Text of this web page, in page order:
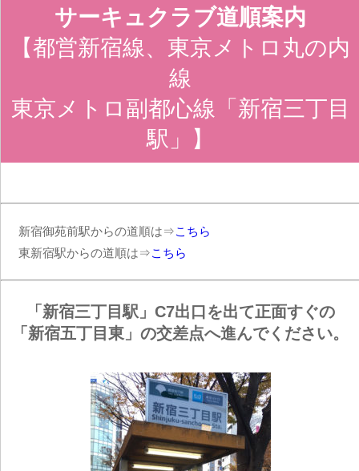
サーキュクラブ道順案内
【都営新宿線、東京メトロ丸の内
線
東京メトロ副都心線「新宿三丁目
駅」】
新宿御苑前駅からの道順は⇒こちら
東新宿駅からの道順は⇒こちら
「新宿三丁目駅」C7出口を出て正面すぐの
「新宿五丁目東」の交差点へ進んでください。